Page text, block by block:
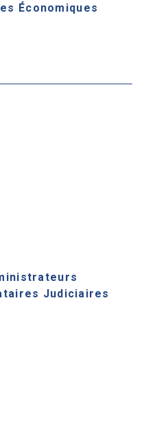
Économiques
Judiciaires